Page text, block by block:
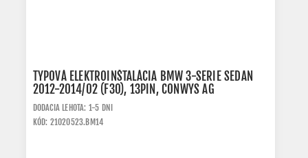
TYPOVÁ ELEKTROINŠTALÁCIA BMW 3-SERIE SEDAN
2012-2014/02 (F30), 13PIN, CONWYS AG
DODACIA LEHOTA: 1-5 DNI
KÓD: 21020523.BM14